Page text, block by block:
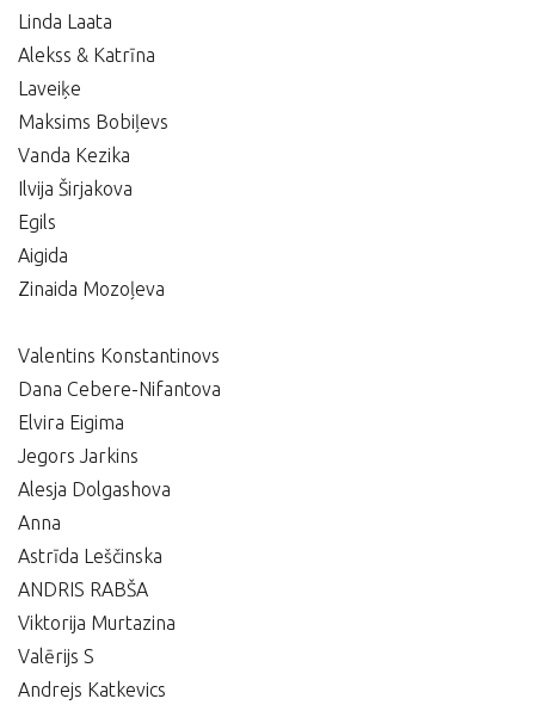
Linda Laata
Alekss & Katrīna
Laveiķe
Maksims Bobiļevs
Vanda Kezika
Ilvija Širjakova
Egils
Aigida
Zinaida Mozoļeva
Valentins Konstantinovs
Dana Cebere-Nifantova
Elvira Eigima
Jegors Jarkins
Alesja Dolgashova
Anna
Astrīda Leščinska
ANDRIS RABŠA
Viktorija Murtazina
Valērijs S
Andrejs Katkevics